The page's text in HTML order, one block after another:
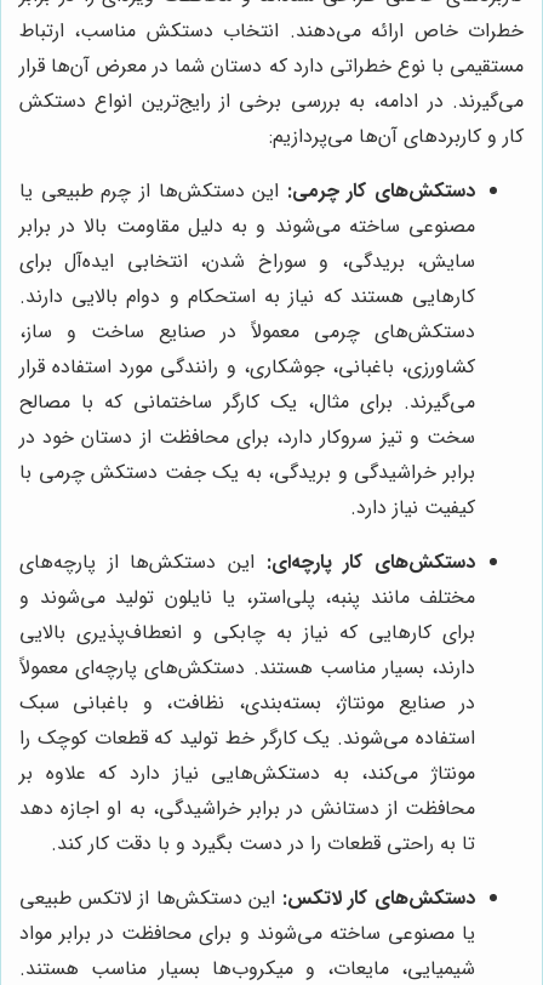
خطرات خاص ارائه می‌دهند. انتخاب دستکش مناسب، ارتباط
مستقیمی با نوع خطراتی دارد که دستان شما در معرض آن‌ها قرار
می‌گیرند. در ادامه، به بررسی برخی از رایج‌ترین انواع دستکش
کار و کاربردهای آن‌ها می‌پردازیم:
دستکش‌های کار چرمی: این دستکش‌ها از چرم طبیعی یا
مصنوعی ساخته می‌شوند و به دلیل مقاومت بالا در برابر
سایش، بریدگی، و سوراخ شدن، انتخابی ایده‌آل برای
کارهایی هستند که نیاز به استحکام و دوام بالایی دارند.
دستکش‌های چرمی معمولاً در صنایع ساخت و ساز،
کشاورزی، باغبانی، جوشکاری، و رانندگی مورد استفاده قرار
می‌گیرند. برای مثال، یک کارگر ساختمانی که با مصالح
سخت و تیز سروکار دارد، برای محافظت از دستان خود در
برابر خراشیدگی و بریدگی، به یک جفت دستکش چرمی با
کیفیت نیاز دارد.
دستکش‌های کار پارچه‌ای: این دستکش‌ها از پارچه‌های
مختلف مانند پنبه، پلی‌استر، یا نایلون تولید می‌شوند و
برای کارهایی که نیاز به چابکی و انعطاف‌پذیری بالایی
دارند، بسیار مناسب هستند. دستکش‌های پارچه‌ای معمولاً
در صنایع مونتاژ، بسته‌بندی، نظافت، و باغبانی سبک
استفاده می‌شوند. یک کارگر خط تولید که قطعات کوچک را
مونتاژ می‌کند، به دستکش‌هایی نیاز دارد که علاوه بر
محافظت از دستانش در برابر خراشیدگی، به او اجازه دهد
تا به راحتی قطعات را در دست بگیرد و با دقت کار کند.
دستکش‌های کار لاتکس: این دستکش‌ها از لاتکس طبیعی
یا مصنوعی ساخته می‌شوند و برای محافظت در برابر مواد
شیمیایی، مایعات، و میکروب‌ها بسیار مناسب هستند.